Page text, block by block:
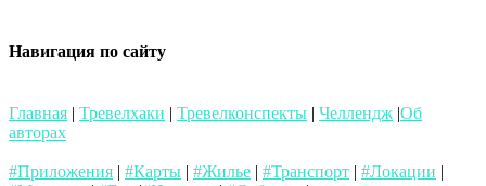
Навигация по сайту
Главная | Тревелхаки | Тревелконспекты | Челлендж |Об
авторах
#Приложения | #Карты | #Жилье | #Транспорт | #Локации |